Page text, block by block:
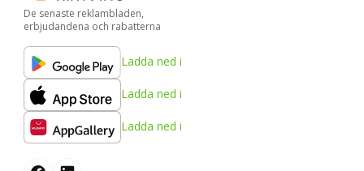
De senaste reklambladen,
erbjudandena och rabatterna
Ladda ned i
Ladda ned i
Ladda ned i